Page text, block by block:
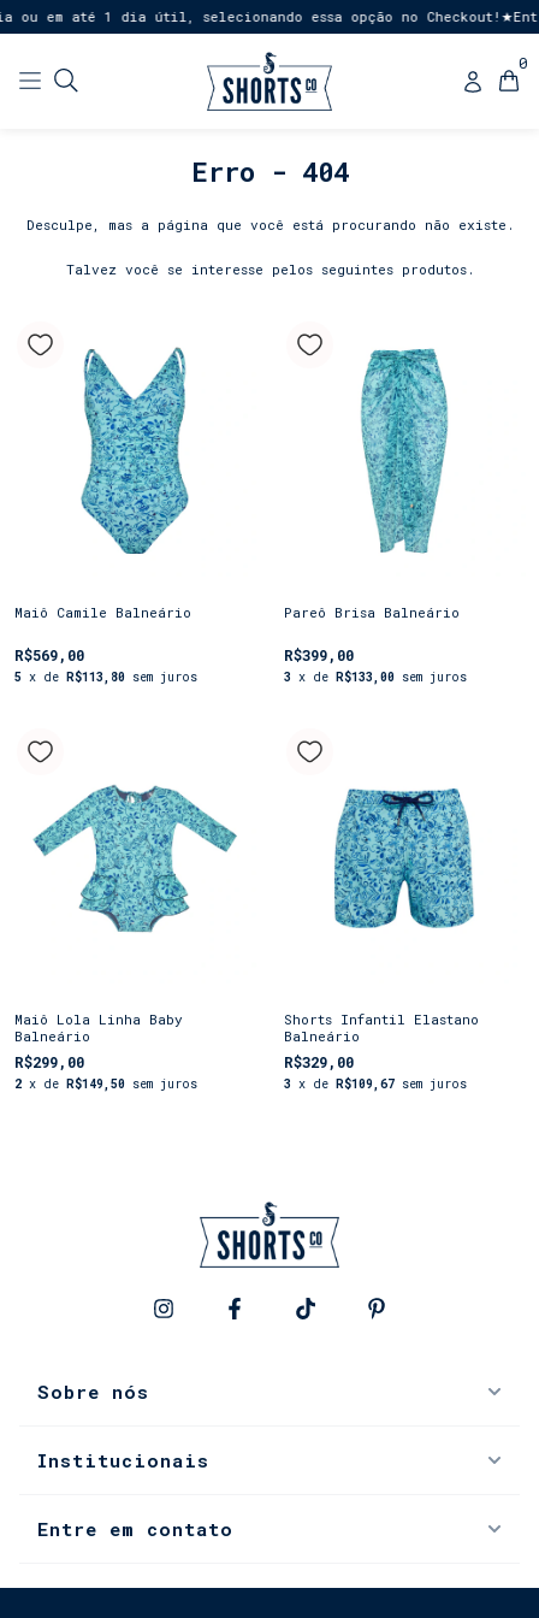
ou em até 1 dia útil, selecionando essa opção no Checkout!★
0
Erro - 404
Desculpe, mas a página que você está procurando não existe.
Talvez você se interesse pelos seguintes produtos.
Maiô Camile Balneário
R$569,00
5 x de R$113,80 sem juros
Pareô Brisa Balneário
R$399,00
3 x de R$133,00 sem juros
Maiô Lola Linha Baby
Balneário
R$299,00
2 x de R$149,50 sem juros
Shorts Infantil Elastano
Balneário
R$329,00
3 x de R$109,67 sem juros
Sobre nós
Institucionais
Entre em contato